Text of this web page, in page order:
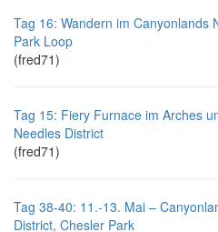
Tag 16: Wandern im Canyonlands
Park Loop
(fred71)
Tag 15: Fiery Furnace im Arches
Needles District
(fred71)
Tag 38-40: 11.-13. Mai –
District, Chesler Park